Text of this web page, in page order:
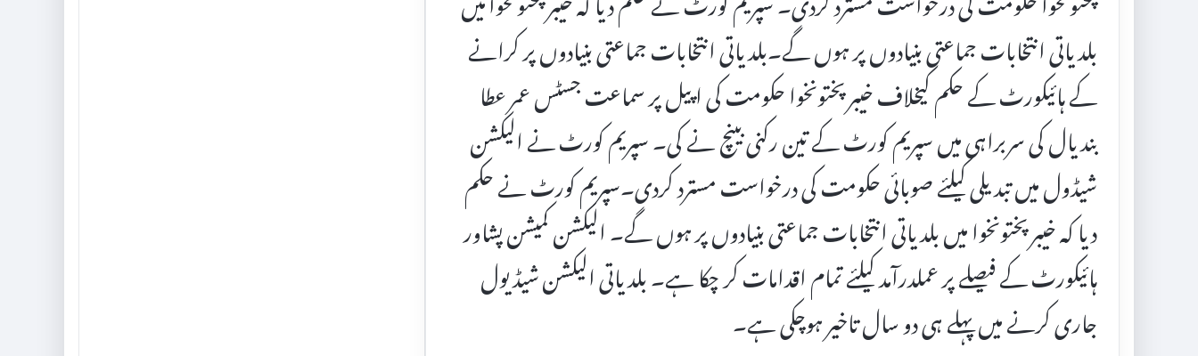
بلدیاتی انتخابات جماعتی بنیادوں پر ہوں گے۔بلدیاتی انتخابات جماعتی بنیادوں پر کرانے
کے ہائیکورٹ کے حکم کیخلاف خیبرپختونخوا حکومت کی اپیل پر سماعت جسٹس عمر عطا
بندیال کی سربراہی میں سپریم کورٹ کے تین رکنی بینچ نے کی۔ سپریم کورٹ نے الیکشن
شیڈول میں تبدیلی کیلئے صوبائی حکومت کی درخواست مسترد کردی۔سپریم کورٹ نے حکم
دیا کہ خیبرپختونخوا میں بلدیاتی انتخابات جماعتی بنیادوں پر ہوں گے۔ الیکشن کمیشن پشاور
ہائیکورٹ کے فیصلے پر عملدرآمد کیلئے تمام اقدامات کر چکا ہے۔ بلدیاتی الیکشن شیڈیول
جاری کرنے میں پہلے ہی دو سال تاخیر ہوچکی ہے۔